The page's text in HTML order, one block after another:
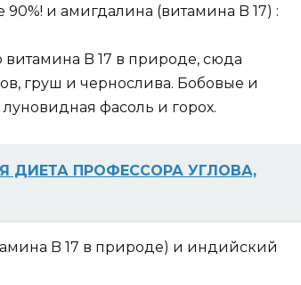
и амигдалина (витамина B 17) :
B 17 в природе, сюда
груш и чернослива. Бобовые и
фасоль и горох.
ДИЕТА ПРОФЕССОРА УГЛОВА,
B 17 в природе) и индийский